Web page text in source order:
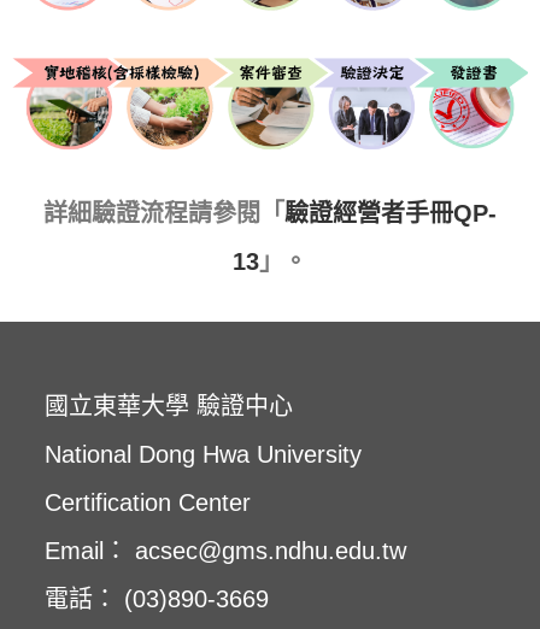
詳細驗證流程請參閱「驗證經營者手冊QP-
13 」。
國立東華大學 驗證中心
National Dong Hwa University
Certification Center
Email： acsec@gms.ndhu.edu.tw
電話： (03)890-3669